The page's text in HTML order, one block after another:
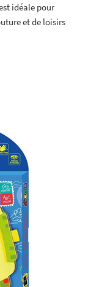
idéale pour
et de loisirs